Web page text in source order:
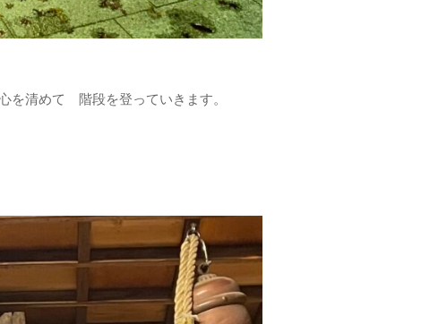
を清めて 階段を登っていきます。